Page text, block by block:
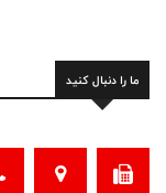
ما را دنبال کنید